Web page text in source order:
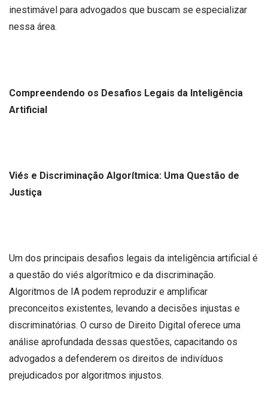
inestimável para advogados que buscam se especializar
nessa área.
Compreendendo os Desafios Legais da Inteligência
Artificial
Viés e Discriminação Algorítmica: Uma Questão de
Justiça
Um dos principais desafios legais da inteligência artificial é
a questão do viés algorítmico e da discriminação.
Algoritmos de IA podem reproduzir e amplificar
preconceitos existentes, levando a decisões injustas e
discriminatórias. O curso de Direito Digital oferece uma
análise aprofundada dessas questões, capacitando os
advogados a defenderem os direitos de indivíduos
prejudicados por algoritmos injustos.